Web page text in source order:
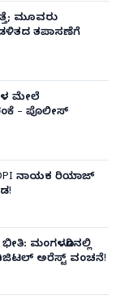
ಮೂವರು
ತಪಾಸಣೆಗೆ
– ಪೊಲೀಸ್
ನಾಯಕ ರಿಯಾಜ್
ಮಂಗಳೂರಿನಲ್ಲಿ
ಅರೆಸ್ಟ್ ವಂಚನೆ!